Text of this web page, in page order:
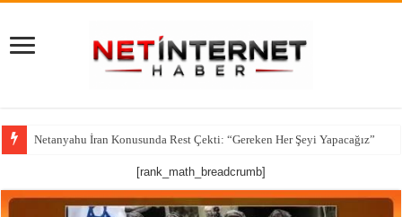
Netanyahu İran Konusunda Rest Çekti: “Gereken Her Şeyi Yapacağız”
CNN’den çarpıcı iddia: ABD’nin kritik füze stokları alarm veriyor
[rank_math_breadcrumb]